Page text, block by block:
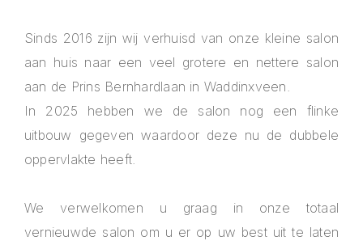
Sinds 2016 zijn wij verhuisd van onze kleine salon
aan huis naar een veel grotere en nettere salon
aan de Prins Bernhardlaan in Waddinxveen.
In 2025 hebben we de salon nog een flinke
uitbouw gegeven waardoor deze nu de dubbele
oppervlakte heeft.
We verwelkomen u graag in onze totaal
vernieuwde salon om u er op uw best uit te laten